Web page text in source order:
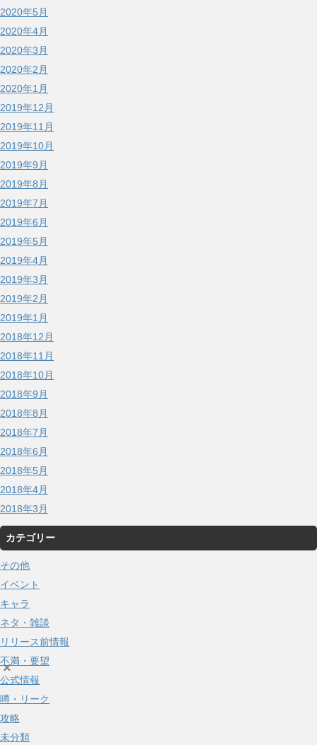
2020年5月
2020年4月
2020年3月
2020年2月
2020年1月
2019年12月
2019年11月
2019年10月
2019年9月
2019年8月
2019年7月
2019年6月
2019年5月
2019年4月
2019年3月
2019年2月
2019年1月
2018年12月
2018年11月
2018年10月
2018年9月
2018年8月
2018年7月
2018年6月
2018年5月
2018年4月
2018年3月
カテゴリー
その他
イベント
キャラ
ネタ・雑談
リリース前情報
不満・要望
公式情報
噂・リーク
攻略
未分類
×